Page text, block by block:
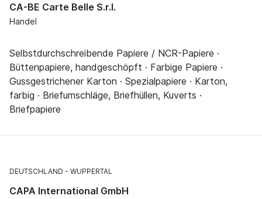
CA-BE Carte Belle S.r.l.
Handel
Selbstdurchschreibende Papiere / NCR-Papiere ·
Büttenpapiere, handgeschöpft · Farbige Papiere ·
Gussgestrichener Karton · Spezialpapiere · Karton,
farbig · Briefumschläge, Briefhüllen, Kuverts ·
Briefpapiere
DEUTSCHLAND WUPPERTAL
CAPA International GmbH